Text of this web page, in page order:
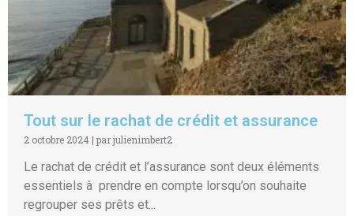
Tout sur le rachat de crédit et assurance
2 octobre 2024 | par julienimbert2
Le rachat de crédit et l’assurance sont deux éléments
essentiels à prendre en compte lorsqu’on souhaite
regrouper ses prêts et...